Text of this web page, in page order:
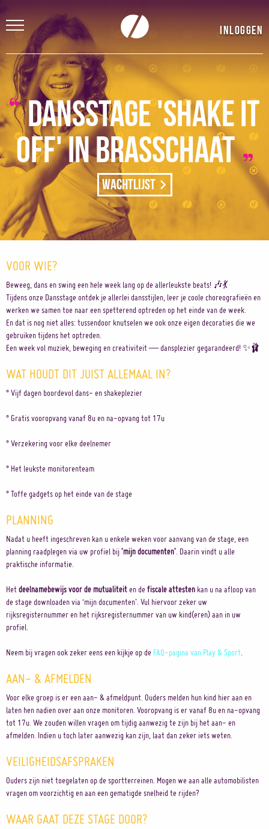
Inloggen
Dansstage 'Shake it
off' in Brasschaat
Wachtlijst
VOOR WIE?
Beweeg, dans en swing een hele week lang op de allerleukste beats! 🎶💃
Tijdens onze Dansstage ontdek je allerlei dansstijlen, leer je coole choreografieën en
werken we samen toe naar een spetterend optreden op het einde van de week.
En dat is nog niet alles: tussendoor knutselen we ook onze eigen decoraties die we
gebruiken tijdens het optreden.
Een week vol muziek, beweging en creativiteit — dansplezier gegarandeerd! ✨🩰
WAT HOUDT DIT JUIST ALLEMAAL IN?
° Vijf dagen boordevol dans- en shakeplezier
° Gratis vooropvang vanaf 8u en na-opvang tot 17u
° Verzekering voor elke deelnemer
° Het leukste monitorenteam
° Toffe gadgets op het einde van de stage
PLANNING
Nadat u heeft ingeschreven kan u enkele weken voor aanvang van de stage, een
planning raadplegen via uw profiel bij‘mijn documenten’. Daarin vindt u alle
praktische informatie.
Hetdeelnamebewijs voor de mutualiteit en defiscale attesten kan u na afloop van
de stage downloaden via ‘mijn documenten’. Vul hiervoor zeker uw
rijksregisternummer en het rijksregisternummer van uw kind(eren) aan in uw
profiel.
Neem bij vragen ook zeker eens een kijkje op de FAQ-pagina van Play & Sport.
AAN- & AFMELDEN
Voor elke groep is er een aan- & afmeldpunt. Ouders melden hun kind hier aan en
laten hen nadien over aan onze monitoren. Vooropvang is er vanaf 8u en na-opvang
tot 17u. We zouden willen vragen om tijdig aanwezig te zijn bij het aan- en
afmelden. Indien u toch later aanwezig kan zijn, laat dan zeker iets weten.
VEILIGHEIDSAFSPRAKEN
Ouders zijn niet toegelaten op de sportterreinen. Mogen we aan alle automobilisten
vragen om voorzichtig en aan een gematigde snelheid te rijden?
WAAR GAAT DEZE STAGE DOOR?